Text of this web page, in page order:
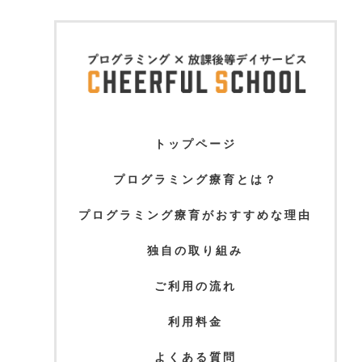
トップページ
プログラミング療育とは？
プログラミング療育がおすすめな理由
独自の取り組み
ご利用の流れ
利用料金
よくある質問